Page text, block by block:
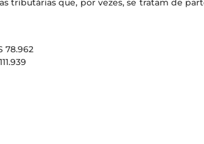
tributárias que, por vezes, se tratam de
78.962